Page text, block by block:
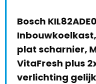
Bosch
Inbouwkoelkast,
plat scharnier,
VitaFresh plus
verlichting